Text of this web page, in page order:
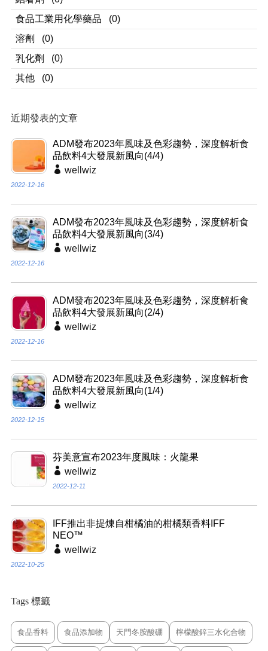
食品工業用化學藥品
(0)
溶劑
(0)
乳化劑
(0)
其他
(0)
近期發表的文章
ADM發布2023年風味及色彩趨勢，深度解析食
品飲料4大發展新風向(4/4)
wellwiz
2022-12-16
ADM發布2023年風味及色彩趨勢，深度解析食
品飲料4大發展新風向(3/4)
wellwiz
2022-12-16
ADM發布2023年風味及色彩趨勢，深度解析食
品飲料4大發展新風向(2/4)
wellwiz
2022-12-16
ADM發布2023年風味及色彩趨勢，深度解析食
品飲料4大發展新風向(1/4)
wellwiz
2022-12-15
芬美意宣布2023年度風味：火龍果
wellwiz
2022-12-11
IFF推出非提煉自柑橘油的柑橘類香料IFF
NEO™
wellwiz
2022-10-25
Tags 標籤
食品香料 食品添加物 天門冬胺酸硼 檸檬酸鋅三水化合物